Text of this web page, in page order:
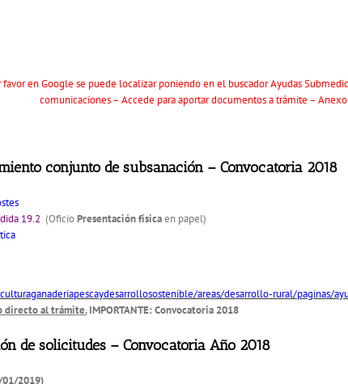
en Google se puede localizar poniendo en el buscador Ayudas
comunicaciones – Accede para aportar documentos a trámite –
conjunto de subsanación – Convocatoria 2018
19.2 (OficioPresentación físicaen papel)
areas/desarrollo-rural/paginas/
directo al trámite.IMPORTANTE: Convocatoria 2018
de solicitudes – Convocatoria Año 2018
01/2019)